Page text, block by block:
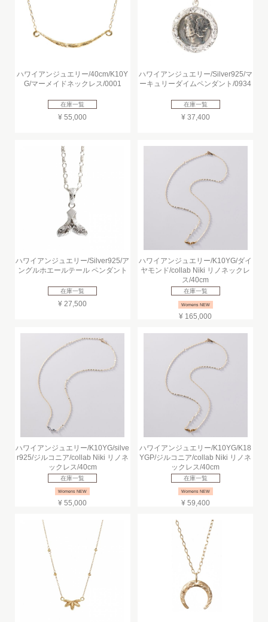
ハワイアンジュエリー/40cm/K10Y
G/マーメイドネックレス/0001
在庫一覧
¥ 55,000
ハワイアンジュエリー/Silver925/マ
ーキュリーダイムペンダント/0934
在庫一覧
¥ 37,400
ハワイアンジュエリー/Silver925/ア
ングルホエールテール ペンダント
在庫一覧
¥ 27,500
ハワイアンジュエリー/K10YG/ダイ
ヤモンド/collab Niki リノネックレ
ス/40cm
在庫一覧
Womens NEW
¥ 165,000
ハワイアンジュエリー/K10YG/silve
r925/ジルコニア/collab Niki リノネ
ックレス/40cm
在庫一覧
Womens NEW
¥ 55,000
ハワイアンジュエリー/K10YG/K18
YGP/ジルコニア/collab Niki リノネ
ックレス/40cm
在庫一覧
Womens NEW
¥ 59,400